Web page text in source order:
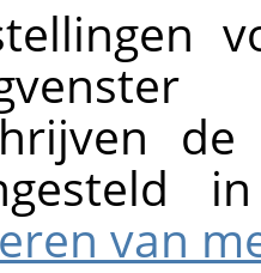
van